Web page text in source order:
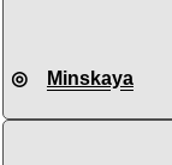
◎
Minskaya